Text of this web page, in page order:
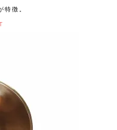
特徴。